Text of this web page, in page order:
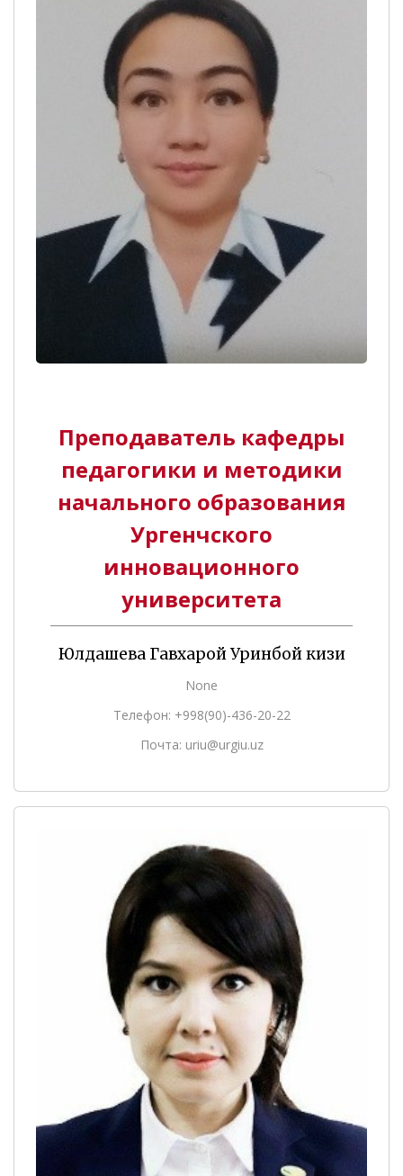
Преподаватель кафедры
педагогики и методики
начального образования
Ургенчского
инновационного
университета
Юлдашева Гавхарой Уринбой кизи
None
Телефон: +998(90)-436-20-22
Почта: uriu@urgiu.uz